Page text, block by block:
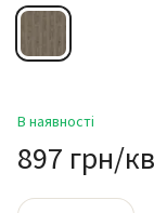
В наявності
897 грн/